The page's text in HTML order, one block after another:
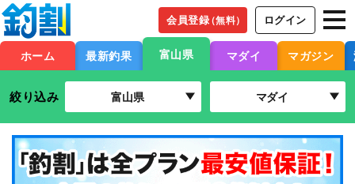
会員登録（無料） ログイン
ホーム 最新釣果 富山県 マダイ マガジン
絞り込み 富山県 マダイ